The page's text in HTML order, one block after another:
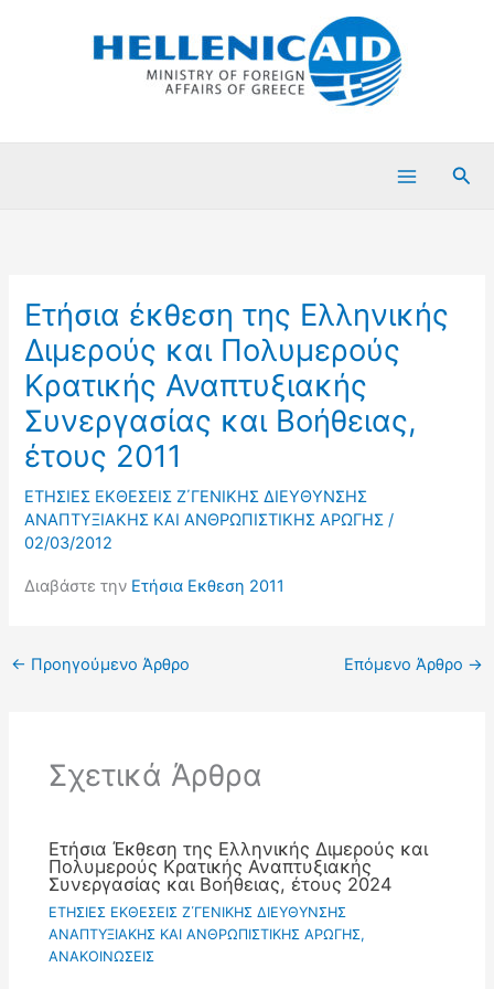
Ετήσια έκθεση της Ελληνικής
Διμερούς και Πολυμερούς
Κρατικής Αναπτυξιακής
Συνεργασίας και Βοήθειας,
έτους 2011
EΤΗΣΙΕΣ ΕΚΘΕΣΕΙΣ Ζ΄ΓΕΝΙΚΗΣ ΔΙΕΥΘΥΝΣΗΣ
ΑΝΑΠΤΥΞΙΑΚΗΣ ΚΑΙ ΑΝΘΡΩΠΙΣΤΙΚΗΣ ΑΡΩΓΗΣ /
02/03/2012
Διαβάστε την Ετήσια Εκθεση 2011
← Προηγούμενο Άρθρο Επόμενο Άρθρο →
Σχετικά Άρθρα
Ετήσια Έκθεση της Ελληνικής Διμερούς και
Πολυμερούς Κρατικής Αναπτυξιακής
Συνεργασίας και Βοήθειας, έτους 2024
EΤΗΣΙΕΣ ΕΚΘΕΣΕΙΣ Ζ΄ΓΕΝΙΚΗΣ ΔΙΕΥΘΥΝΣΗΣ
ΑΝΑΠΤΥΞΙΑΚΗΣ ΚΑΙ ΑΝΘΡΩΠΙΣΤΙΚΗΣ ΑΡΩΓΗΣ,
ΑΝΑΚΟΙΝΩΣΕΙΣ